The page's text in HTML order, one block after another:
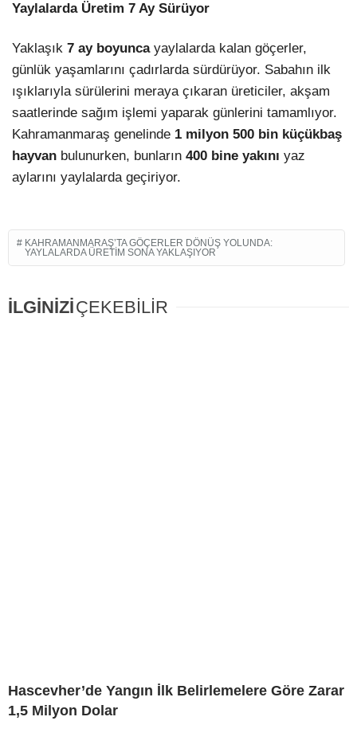
Yaylalarda Üretim 7 Ay Sürüyor
Yaklaşık 7 ay boyuncayaylalarda kalan göçerler,
günlük yaşamlarını çadırlarda sürdürüyor. Sabahın ilk
ışıklarıyla sürülerini meraya çıkaran üreticiler, akşam
saatlerinde sağım işlemi yaparak günlerini tamamlıyor.
Kahramanmaraş genelinde 1 milyon 500 bin küçükbaş
hayvan bulunurken, bunların 400 bine yakını yaz
aylarını yaylalarda geçiriyor.
KAHRAMANMARAŞ’TA GÖÇERLER DÖNÜŞ YOLUNDA:
YAYLALARDA ÜRETIM SONA YAKLAŞIYOR
İLGİNİZİÇEKEBİLİR
Hascevher’de Yangın İlk Belirlemelere Göre Zarar
1,5 Milyon Dolar